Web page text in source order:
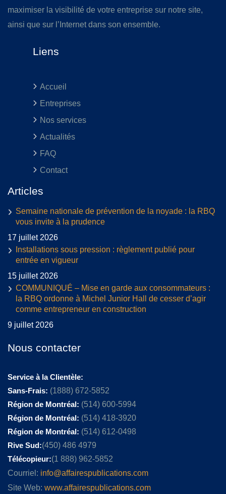
maximiser la visibilité de votre entreprise sur notre site,
ainsi que sur l’Internet dans son ensemble.
Liens
Accueil
Entreprises
Nos services
Actualités
FAQ
Contact
Articles
Semaine nationale de prévention de la noyade : la RBQ
vous invite à la prudence
17 juillet 2026
Installations sous pression : règlement publié pour
entrée en vigueur
15 juillet 2026
COMMUNIQUÉ – Mise en garde aux consommateurs :
la RBQ ordonne à Michel Junior Hall de cesser d’agir
comme entrepreneur en construction
9 juillet 2026
Nous contacter
Service à la Clientèle:
Sans-Frais: (1888) 672-5852
Région de Montréal: (514) 600-5994
Région de Montréal: (514) 418-3920
Région de Montréal: (514) 612-0498
Rive Sud:(450) 486 4979
Télécopieur:(1 888) 962-5852
Courriel: info@affairespublications.com
Site Web: www.affairespublications.com